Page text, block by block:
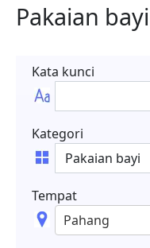
Pakaian bayi
Kata kunci
Kategori
Tempat
Pahang